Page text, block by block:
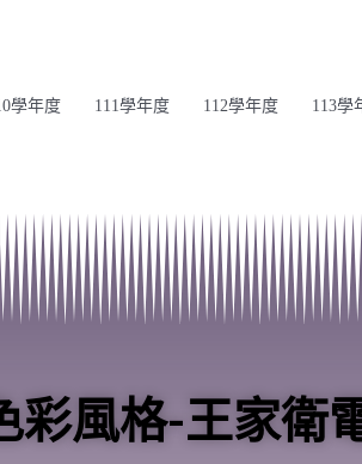
學年度 111學年度 112學年度 113學
彩風格-王家衛